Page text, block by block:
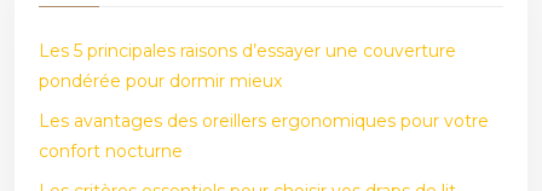
Les 5 principales raisons d’essayer une couverture
pondérée pour dormir mieux
Les avantages des oreillers ergonomiques pour votre
confort nocturne